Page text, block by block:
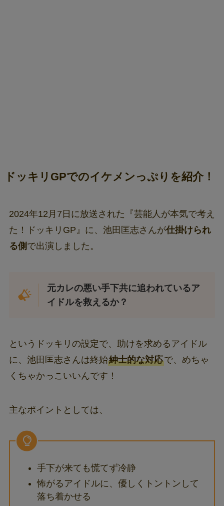
ドッキリGPでのイケメンっぷりを紹介！
2024年12月7日に放送された『芸能人が本気で考え
た！ドッキリGP』に、池田匡志さんが仕掛けられ
る側 で出演しました。
元カレの悪い手下共に追われているア
イドルを救えるか？
というドッキリの設定で、助けを求めるアイドル
に、池田匡志さんは終始紳士的な対応で、めちゃ
くちゃかっこいいんです！
主なポイントとしては、
手下が来ても慌てず冷静
怖がるアイドルに、優しくトントンして
落ち着かせる